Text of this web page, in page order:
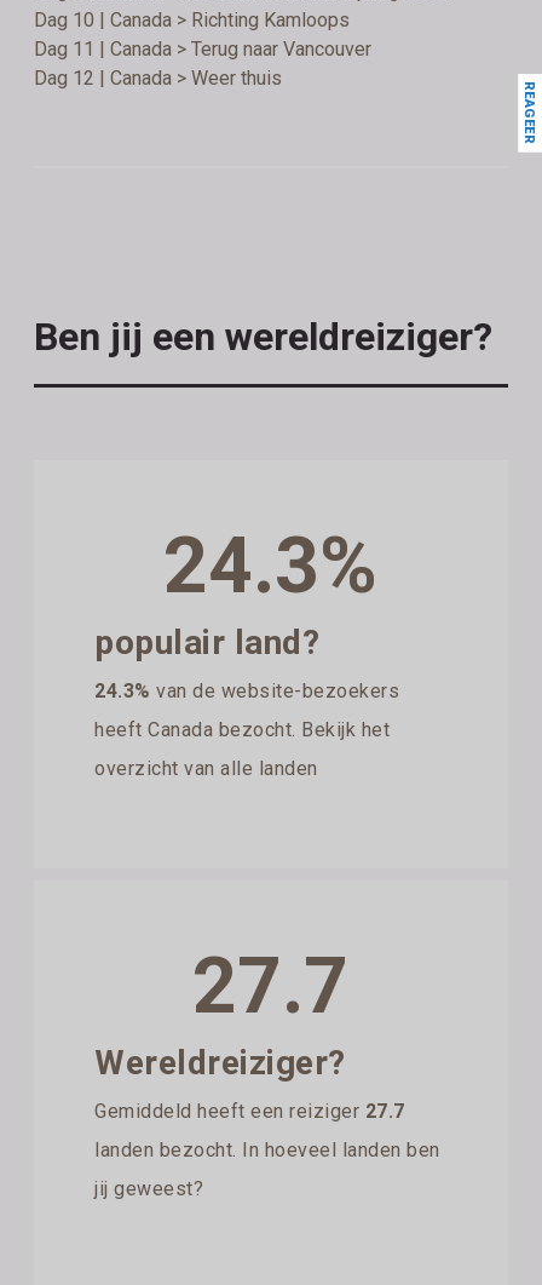
Dag 10 | Canada > Richting Kamloops
Dag 11 | Canada > Terug naar Vancouver
Dag 12 | Canada > Weer thuis
Ben jij een wereldreiziger?
24.3%
populair land?
24.3% van de website-bezoekers
heeft Canada bezocht. Bekijk het
overzicht van alle landen
27.7
Wereldreiziger?
Gemiddeld heeft een reiziger 27.7
landen bezocht. In hoeveel landen ben
jij geweest?
REAGEER